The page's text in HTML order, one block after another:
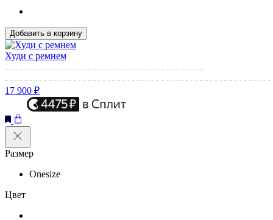
Добавить в корзину
Худи с ремнем
17 900 ₽
Размер
Onesize
Цвет